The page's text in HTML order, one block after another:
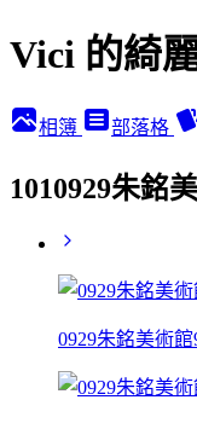
Vici 的綺
相簿 部落格
1010929朱銘
0929朱銘美術館